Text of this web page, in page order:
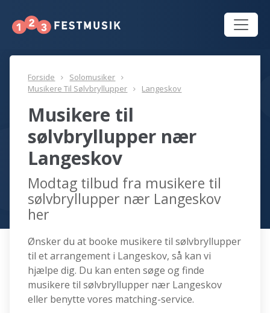
Forside
Solomusiker
Musikere Til Sølvbryllupper
Langeskov
Musikere til
sølvbryllupper nær
Langeskov
Modtag tilbud fra musikere til
sølvbryllupper nær Langeskov
her
Ønsker du at booke musikere til sølvbryllupper
til et arrangement i Langeskov, så kan vi
hjælpe dig. Du kan enten søge og finde
musikere til sølvbryllupper nær Langeskov
eller benytte vores matching-service.